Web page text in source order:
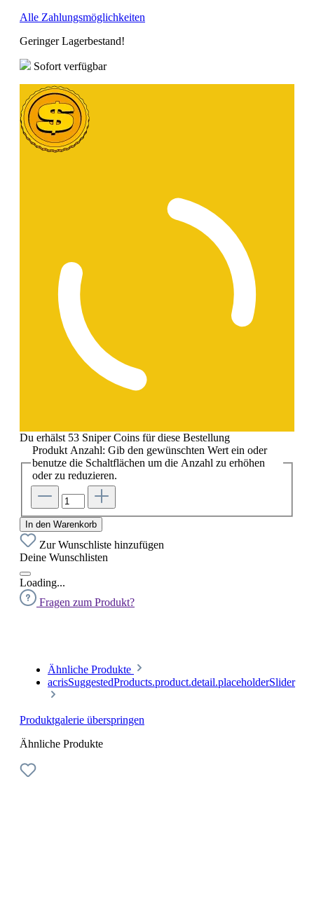
Alle Zahlungsmöglichkeiten
Geringer Lagerbestand!
Sofort verfügbar
Du erhälst 53 Sniper Coins für diese Bestellung
Produkt Anzahl: Gib den gewünschten Wert ein oder
benutze die Schaltflächen um die Anzahl zu erhöhen
oder zu reduzieren.
In den Warenkorb
Zur Wunschliste hinzufügen
Deine Wunschlisten
Loading...
Fragen zum Produkt?
Ähnliche Produkte
acrisSuggestedProducts.product.detail.placeholderSlider
Produktgalerie überspringen
Ähnliche Produkte